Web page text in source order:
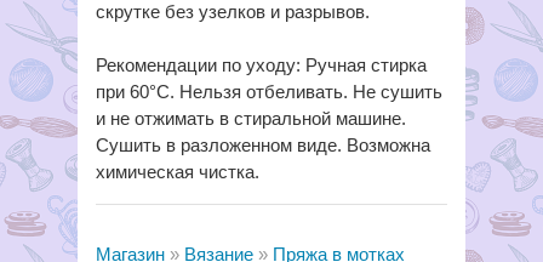
скрутке без узелков и разрывов.
Рекомендации по уходу: Ручная стирка
при 60°С. Нельзя отбеливать. Не сушить
и не отжимать в стиральной машине.
Сушить в разложенном виде. Возможна
химическая чистка.
Магазин Вязание
Пряжа в мотках